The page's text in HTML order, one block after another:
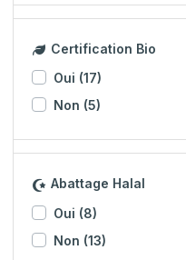
Certification Bio
Oui (17)
Non (5)
Abattage Halal
Oui (8)
Non (13)